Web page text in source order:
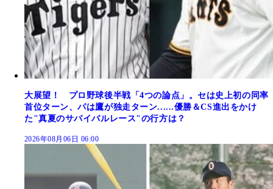
大展望！ プロ野球後半戦「4つの論点」。セは史上初の同率
首位ターン、パは鷹が独走ターン......優勝＆CS進出をかけ
た"真夏のサバイバルレース"の行方は？
2026年08月06日 06:00